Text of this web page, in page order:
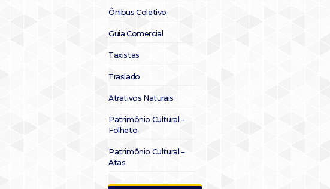
Ônibus Coletivo
Guia Comercial
Taxistas
Traslado
Atrativos Naturais
Patrimônio Cultural –
Folheto
Patrimônio Cultural –
Atas